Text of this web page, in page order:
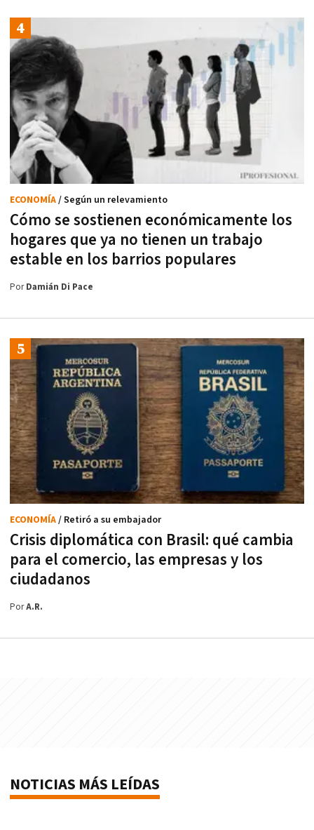
Cómo se sostienen económicamente los
hogares que ya no tienen un trabajo
estable en los barrios populares
ECONOMÍA/ Según un relevamiento
PorDamián Di Pace
Crisis diplomática con Brasil: qué cambia
para el comercio, las empresas y los
ciudadanos
ECONOMÍA/ Retiró a su embajador
PorA.R.
NOTICIAS MÁS LEÍDAS